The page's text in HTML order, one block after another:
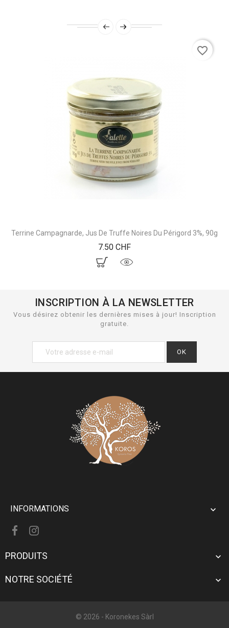
Terrine Campagnarde, Jus De Truffe Noires Du Périgord 3%, 90g
7.50 CHFPrix
favorite_border
INSCRIPTION À LA NEWSLETTER
Vous désirez obtenir les dernières mises à jour! Inscription
gratuite.
INFORMATIONS 
PRODUITS 
NOTRE SOCIÉTÉ 
© 2026 - Koronekes Sàrl